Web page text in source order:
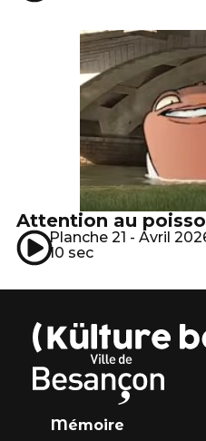
Attention au
Planche 21 - Avril
10 sec
Mémoire